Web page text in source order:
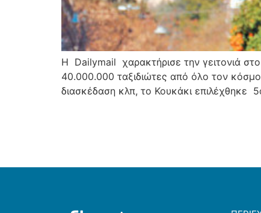
Η Dailymail χαρακτήρισε την γειτονιά
40.000.000 ταξιδιώτες από όλο τον
διασκέδαση κλπ, το Κουκάκι επιλέχθηκε